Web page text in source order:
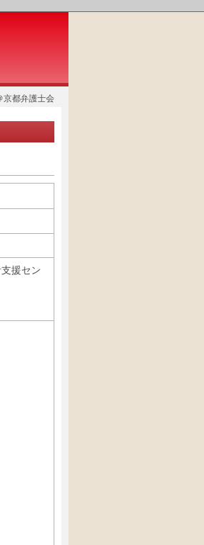
都弁護士会
援セン